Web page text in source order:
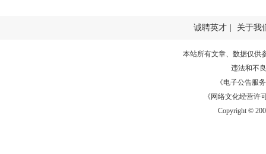
诚聘英才 关于我
本站所有文章、数据仅供
违法和不
《电子公告服务
《网络文化经营许
Copyright ©